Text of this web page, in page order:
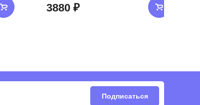
3880 ₽
Подписаться